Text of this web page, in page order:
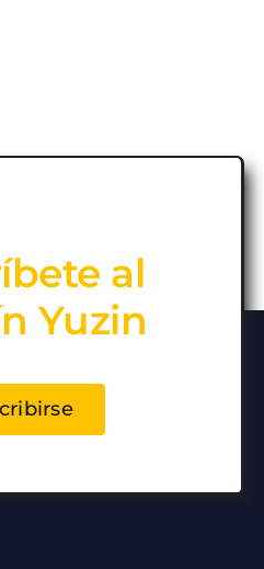
al
Yuzin